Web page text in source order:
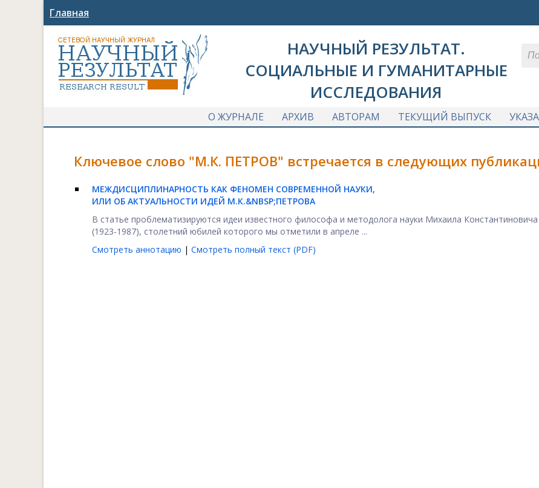
Главная
НАУЧНЫЙ РЕЗУЛЬТАТ.
СОЦИАЛЬНЫЕ И ГУМАНИТАРНЫЕ
ИССЛЕДОВАНИЯ
О ЖУРНАЛЕ
АРХИВ АВТОРАМ ТЕКУЩИЙ ВЫПУСК
Ключевое слово "М.К. ПЕТРОВ" встречается в следующих
МЕЖДИСЦИПЛИНАРНОСТЬ КАК ФЕНОМЕН СОВРЕМЕННОЙ НАУКИ,
ИЛИ ОБ АКТУАЛЬНОСТИ ИДЕЙ М.К.&NBSP;ПЕТРОВА
В статье проблематизируются идеи известного философа и методолога науки Михаила
(1923-1987), столетний юбилей которого мы отметили в апреле ...
Смотреть аннотацию | Смотреть полный текст (PDF)